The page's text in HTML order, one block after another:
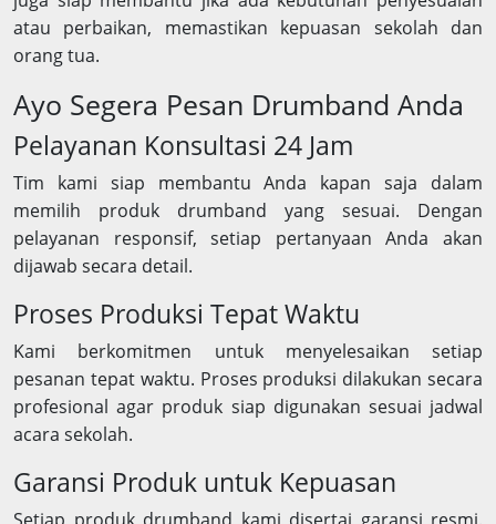
atau perbaikan, memastikan kepuasan sekolah dan
orang tua.
Ayo Segera Pesan Drumband Anda
Pelayanan Konsultasi 24 Jam
Tim kami siap membantu Anda kapan saja dalam
memilih produk drumband yang sesuai. Dengan
pelayanan responsif, setiap pertanyaan Anda akan
dijawab secara detail.
Proses Produksi Tepat Waktu
Kami berkomitmen untuk menyelesaikan setiap
pesanan tepat waktu. Proses produksi dilakukan secara
profesional agar produk siap digunakan sesuai jadwal
acara sekolah.
Garansi Produk untuk Kepuasan